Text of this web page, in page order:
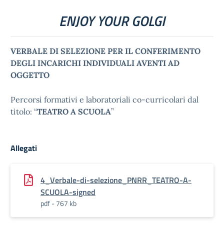
ENJOY YOUR GOLGI
VERBALE DI SELEZIONE PER IL CONFERIMENTO
DEGLI INCARICHI INDIVIDUALI AVENTI AD
OGGETTO
Percorsi formativi e laboratoriali co-curricolari dal
titolo: “TEATRO A SCUOLA”
Allegati
4_Verbale-di-selezione_PNRR_TEATRO-A-
SCUOLA-signed
pdf - 767 kb